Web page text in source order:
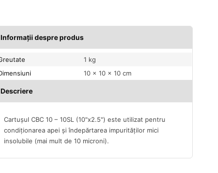
Informații despre produs
1 kg
10 × 10 × 10 cm
Descriere
Cartușul CBC 10 – 10SL (10"x2.5") este utilizat pentru
condiționarea apei și îndepărtarea impurităților mici
insolubile (mai mult de 10 microni).